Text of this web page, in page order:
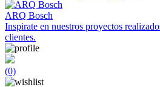
ARQ Bosch
Inspirate en nuestros proyectos
clientes.
(0)